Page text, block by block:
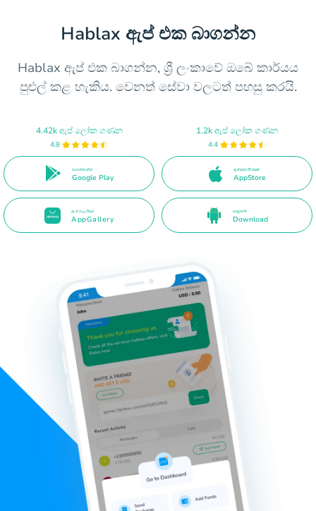
Hablax ඇප් එක බාගන්න
Hablax ඇප් එක බාගන්න, ශ්‍රී ලංකාවේ ඔබේ කාර්යය
පුළුල් කළ හැකිය. වෙනත් සේවා වලටත් පහසු කරයි.
4.42k ඇප් ලෝක ගණන
4.8
බාගන්නන්න
Google Play
1.2k ඇප් ලෝක ගණන
4.4
ඇප් ස්ටෝර් එකේ
AppStore
ඇප් ගැලරියේ
AppGallery
සෘජු APK
Download